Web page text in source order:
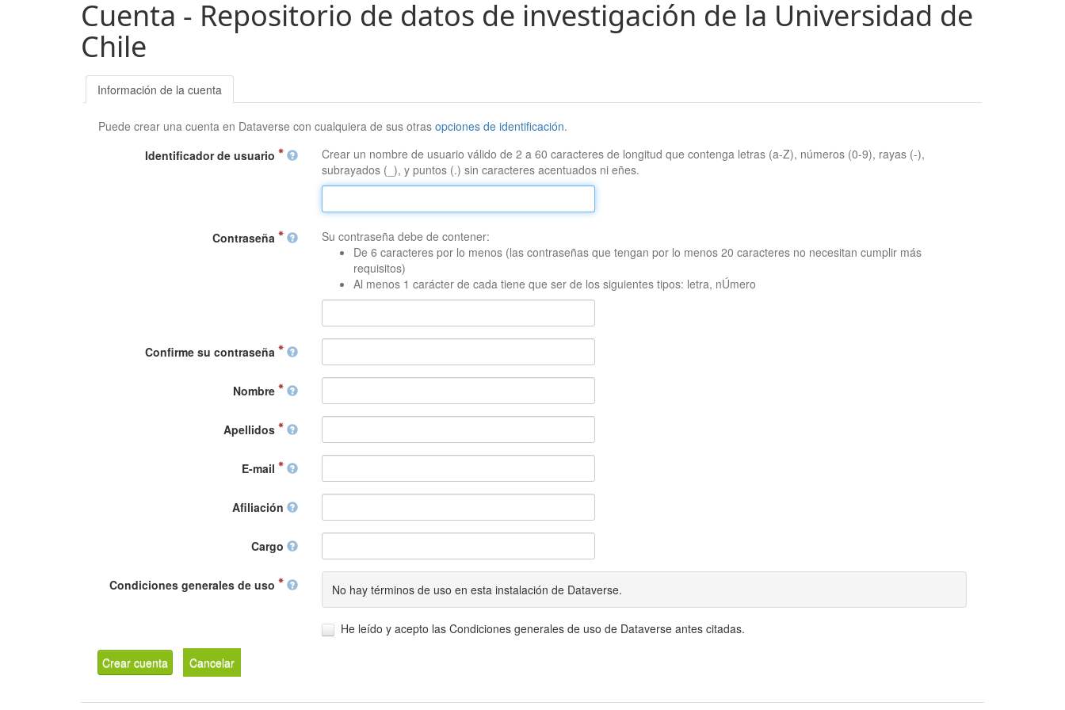
Cuenta - Repositorio de datos de investigación de la Universidad de
Chile
Información de la cuenta
Puede crear una cuenta en Dataverse con cualquiera de sus otrasopciones de identificación.
Identificador de usuario
Crear un nombre de usuario válido de 2 a 60 caracteres de longitud que contenga letras (a-Z), números (0-9), rayas (-),
subrayados (_), y puntos (.) sin caracteres acentuados ni eñes.
Contraseña
Su contraseña debe de contener:
De 6 caracteres por lo menos (las contraseñas que tengan por lo menos 20 caracteres no necesitan cumplir más
requisitos)
Al menos 1 carácter de cada tiene que ser de los siguientes tipos: letra, nÚmero
Confirme su contraseña
Nombre
Apellidos
E-mail
Afiliación
Cargo
Condiciones generales de uso No hay términos de uso en esta instalación de Dataverse.
He leído y acepto las Condiciones generales de uso de Dataverse antes citadas.
Crear cuenta Cancelar